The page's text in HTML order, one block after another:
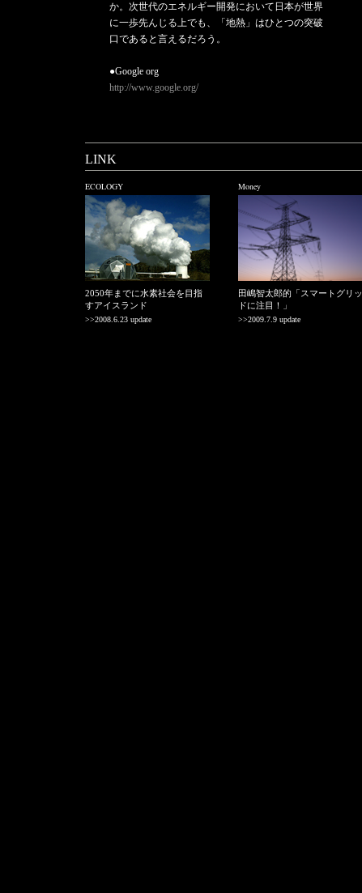
か。次世代のエネルギー開発において日本が世界
に一歩先んじる上でも、「地熱」はひとつの突破
口であると言えるだろう。
●Google org
http://www.google.org/
LINK
ECOLOGY
2050年までに水素社会を目指
すアイスランド
>>2008.6.23 update
Money
田嶋智太郎的「スマートグリッ
ドに注目！」
>>2009.7.9 update